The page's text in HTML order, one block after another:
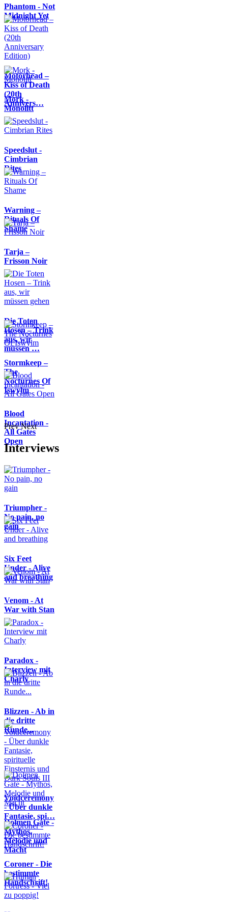
Phantom - Not
Midnight Yet
Motörhead –
Kiss of Death
(20th
Annivers…
Mork -
Monolitt
Speedslut -
Cimbrian
Rites
Warning –
Rituals Of
Shame
Tarja –
Frisson Noir
Die Toten
Hosen – Trink
aus, wir
müssen …
Stormkeep –
The
Nocturnes Of
Iswylm
Blood
Incantation -
All Gates
Open
Prev Next
Interviews
Triumpher -
No pain, no
gain
Six Feet
Under - Alive
and breathing
Venom - At
War with Stan
Paradox -
Interview mit
Charly
Blizzen - Ab in
die dritte
Runde...
Voidceremony
- Über dunkle
Fantasie, spi…
Dolmen Gate -
Mythos,
Melodie und
Macht
Coroner - Die
bestimmte
Handschrift!